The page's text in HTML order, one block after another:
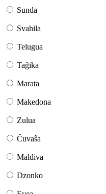
Sunda
Svahila
Telugua
Taĝika
Marata
Makedona
Zulua
Ĉuvaŝa
Maldiva
Dzonko